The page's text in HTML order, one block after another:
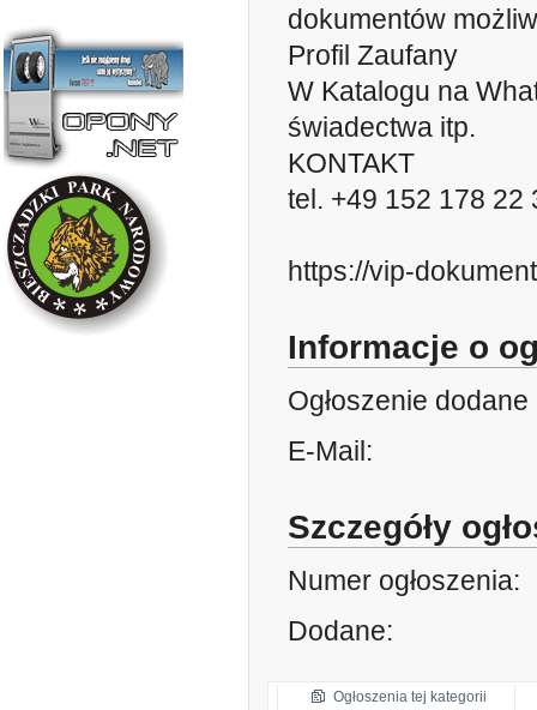
dokumentów
Profil Zaufany
W Katalogu na
świadectwa itp.
KONTAKT
tel. +49 152 178 22
https://vip-
Informacje o
Ogłoszenie
E-Mail:
Szczegóły
Numer ogłoszenia:
Dodane:
Ogłoszenia tej kategorii